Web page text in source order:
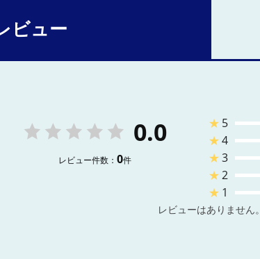
ビュー
0.0
レビュー件数： 0件
★ 5
★4
★3
★2
★ 1
レビューはありません。